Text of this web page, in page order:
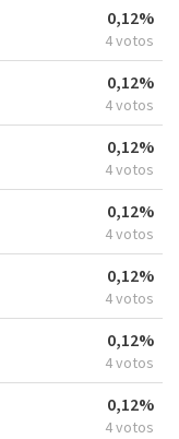
0,12%
4 votos
0,12%
4 votos
0,12%
4 votos
0,12%
4 votos
0,12%
4 votos
0,12%
4 votos
0,12%
4 votos